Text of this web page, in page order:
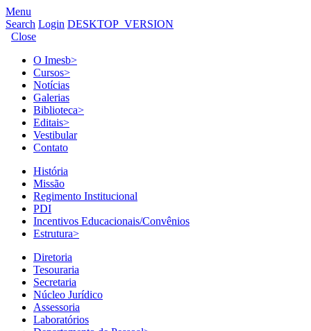
Menu
Search Login DESKTOP_VERSION
Close
O Imesb>
Cursos>
Notícias
Galerias
Biblioteca>
Editais>
Vestibular
Contato
História
Missão
Regimento Institucional
PDI
Incentivos Educacionais/Convênios
Estrutura>
Diretoria
Tesouraria
Secretaria
Núcleo Jurídico
Assessoria
Laboratórios